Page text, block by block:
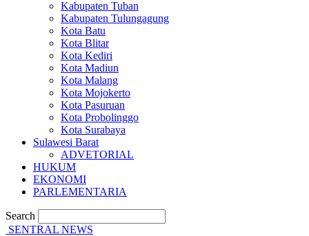
Kabupaten Tuban
Kabupaten Tulungagung
Kota Batu
Kota Blitar
Kota Kediri
Kota Madiun
Kota Malang
Kota Mojokerto
Kota Pasuruan
Kota Probolinggo
Kota Surabaya
Sulawesi Barat
ADVETORIAL
HUKUM
EKONOMI
PARLEMENTARIA
Search
SENTRAL NEWS